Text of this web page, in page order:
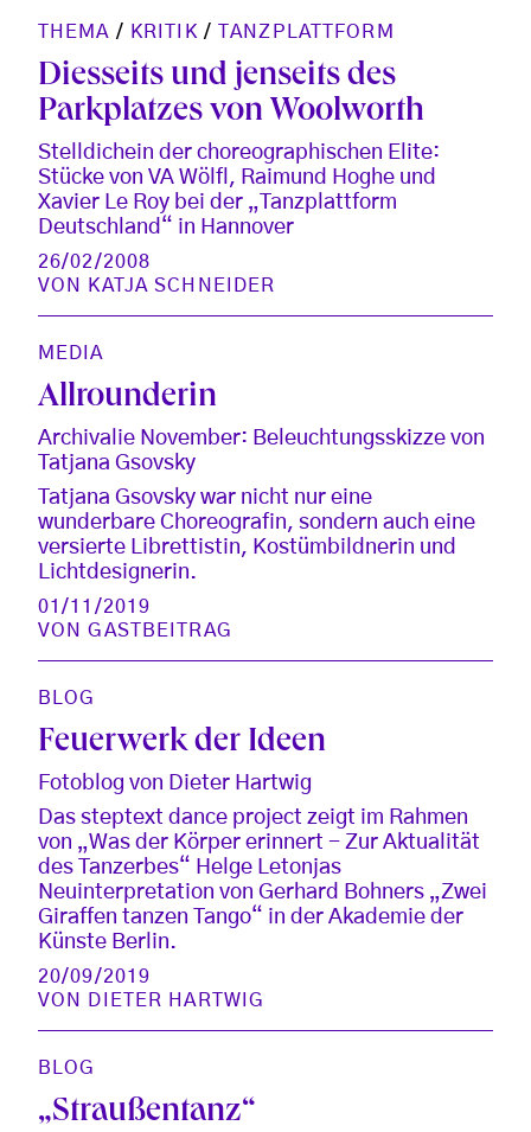
THEMA / KRITIK / TANZPLATTFORM
Diesseits und jenseits des
Parkplatzes von Woolworth
Stelldichein der choreographischen Elite:
Stücke von VA Wölfl, Raimund Hoghe und
Xavier Le Roy bei der „Tanzplattform
Deutschland“ in Hannover
26/02/2008
VON
KATJA SCHNEIDER
MEDIA
Allrounderin
Archivalie November: Beleuchtungsskizze von
Tatjana Gsovsky
Tatjana Gsovsky war nicht nur eine
wunderbare Choreografin, sondern auch eine
versierte Librettistin, Kostümbildnerin und
Lichtdesignerin.
01/11/2019
VONGASTBEITRAG
BLOG
Feuerwerk der Ideen
Fotoblog von Dieter Hartwig
Das steptext dance project zeigt im Rahmen
von „Was der Körper erinnert - Zur Aktualität
des Tanzerbes“ Helge Letonjas
Neuinterpretation von Gerhard Bohners „Zwei
Giraffen tanzen Tango“ in der Akademie der
Künste Berlin.
20/09/2019
VON
DIETER HARTWIG
BLOG
„Straußentanz“